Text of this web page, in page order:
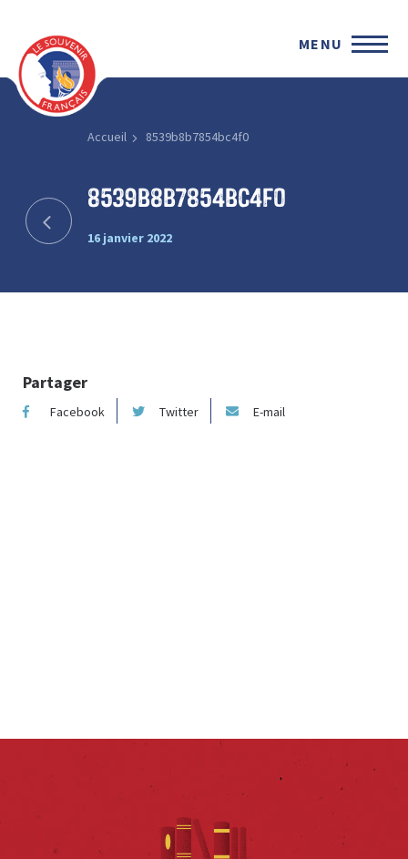
MENU
Accueil 8539b8b7854bc4f0
8539b8b7854bc4f0
16 janvier 2022
Partager
Facebook Twitter E-mail